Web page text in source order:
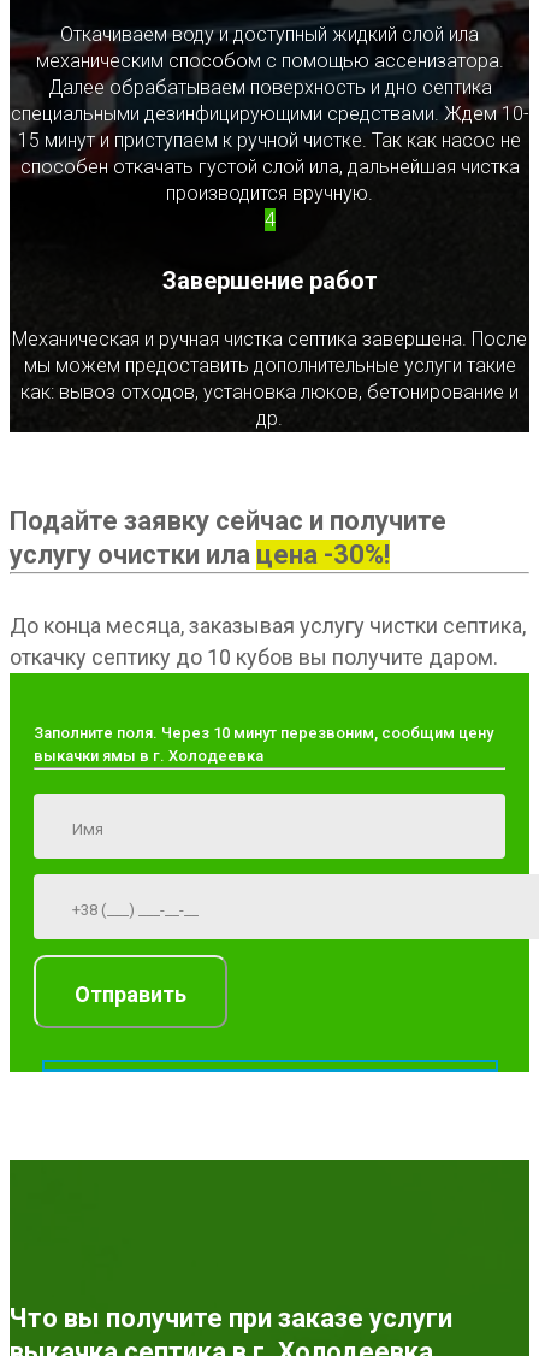
Откачиваем воду и доступный жидкий слой ила
механическим способом с помощью ассенизатора.
Далее обрабатываем поверхность и дно септика
специальными дезинфицирующими средствами. Ждем 10-
15 минут и приступаем к ручной чистке. Так как насос не
способен откачать густой слой ила, дальнейшая чистка
производится вручную.
4
Завершение работ
Механическая и ручная чистка септика завершена. После
мы можем предоставить дополнительные услуги такие
как: вывоз отходов, установка люков, бетонирование и
др.
Подайте заявку сейчас и получите
услугу очистки ила цена -30%!
До конца месяца, заказывая услугу чистки септика,
откачку септику до 10 кубов вы получите даром.
Заполните поля. Через 10 минут перезвоним, сообщим цену
выкачки ямы в г. Холодеевка
Что вы получите при заказе услуги